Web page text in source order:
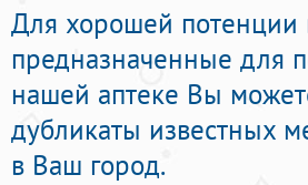
Для хорошей
предназначенные для
нашей аптеке Вы
дубликаты известных
в Ваш город.